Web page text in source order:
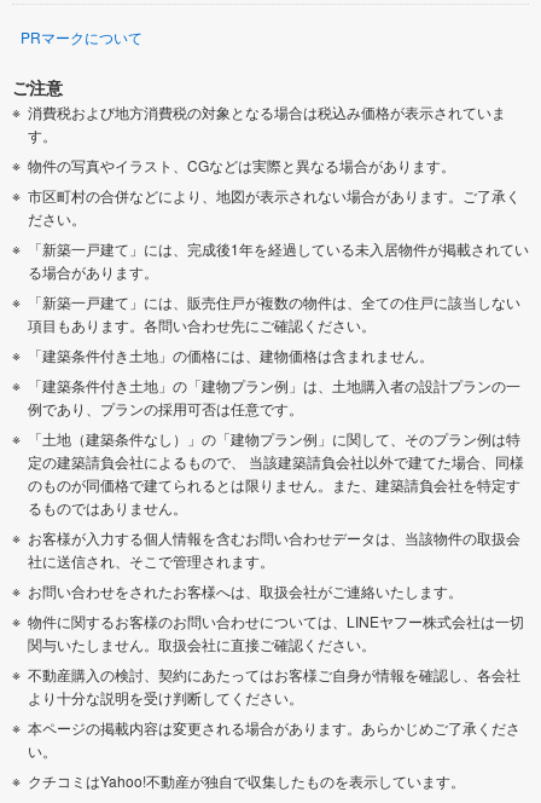
PRマークについて
ご注意
消費税および地方消費税の対象となる場合は税込み価格が表示されていま
す。
物件の写真やイラスト、CGなどは実際と異なる場合があります。
市区町村の合併などにより、地図が表示されない場合があります。ご了承く
ださい。
「新築一戸建て」には、完成後1年を経過している未入居物件が掲載されてい
る場合があります。
「新築一戸建て」には、販売住戸が複数の物件は、全ての住戸に該当しない
項目もあります。各問い合わせ先にご確認ください。
「建築条件付き土地」の価格には、建物価格は含まれません。
「建築条件付き土地」の「建物プラン例」は、土地購入者の設計プランの一
例であり、プランの採用可否は任意です。
「土地（建築条件なし）」の「建物プラン例」に関して、そのプラン例は特
定の建築請負会社によるもので、 当該建築請負会社以外で建てた場合、同様
のものが同価格で建てられるとは限りません。また、建築請負会社を特定す
るものではありません。
お客様が入力する個人情報を含むお問い合わせデータは、当該物件の取扱会
社に送信され、そこで管理されます。
お問い合わせをされたお客様へは、取扱会社がご連絡いたします。
物件に関するお客様のお問い合わせについては、LINEヤフー株式会社は一切
関与いたしません。取扱会社に直接ご確認ください。
不動産購入の検討、契約にあたってはお客様ご自身が情報を確認し、各会社
より十分な説明を受け判断してください。
本ページの掲載内容は変更される場合があります。あらかじめご了承くださ
い。
クチコミはYahoo!不動産が独自で収集したものを表示しています。